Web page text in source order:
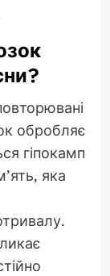
обробляє
гіпокамп
яка